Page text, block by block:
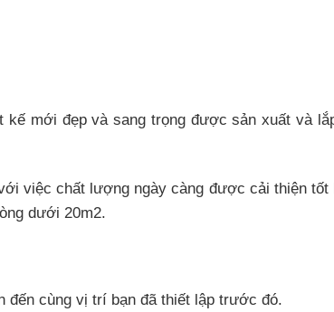
mới đẹp và sang trọng được sản xuất và
việc chất lượng ngày càng được cải thiện
dưới 20m2.
đến cùng vị trí bạn đã thiết lập trước đó.